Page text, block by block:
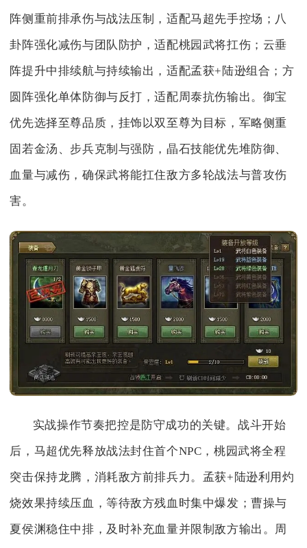
阵侧重前排承伤与战法压制，适配马超先手控场；八
卦阵强化减伤与团队防护，适配桃园武将扛伤；云垂
阵提升中排续航与持续输出，适配孟获+陆逊组合；方
圆阵强化单体防御与反打，适配周泰抗伤输出。御宝
优先选择至尊品质，挂饰以双至尊为目标，军略侧重
固若金汤、步兵克制与强防，晶石技能优先堆防御、
血量与减伤，确保武将能扛住敌方多轮战法与普攻伤
害。
实战操作节奏把控是防守成功的关键。战斗开始
后，马超优先释放战法封住首个NPC，桃园武将全程
突击保持龙腾，消耗敌方前排兵力。孟获+陆逊利用灼
烧效果持续压血，等待敌方残血时集中爆发；曹操与
夏侯渊稳住中排，及时补充血量并限制敌方输出。周